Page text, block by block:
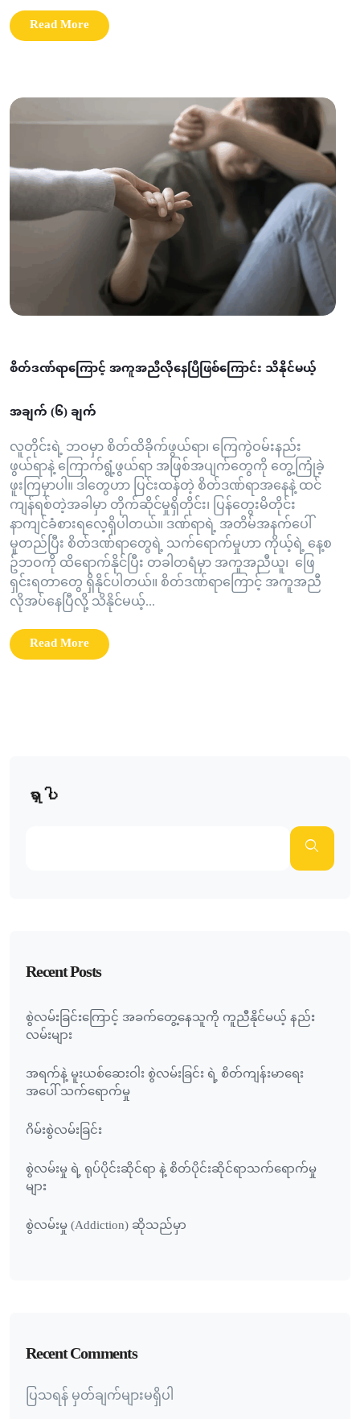
Read More
စိတ်ဒဏ်ရာကြောင့် အကူအညီလိုနေပြီဖြစ်ကြောင်း သိနိုင်မယ့်
အချက် (၆) ချက်
လူတိုင်းရဲ့ ဘဝမှာ စိတ်ထိခိုက်ဖွယ်ရာ၊ ကြေကွဲဝမ်းနည်း
ဖွယ်ရာနဲ့ ကြောက်ရွံ့ဖွယ်ရာ အဖြစ်အပျက်တွေကို တွေ့ကြုံခဲ့
ဖူးကြမှာပါ။ ဒါတွေဟာ ပြင်းထန်တဲ့ စိတ်ဒဏ်ရာအနေနဲ့ ထင်
ကျန်ရစ်တဲ့အခါမှာ တိုက်ဆိုင်မှုရှိတိုင်း၊ ပြန်တွေးမိတိုင်း
နာကျင်ခံစားရလေ့ရှိပါတယ်။ ဒဏ်ရာရဲ့ အတိမ်အနက်ပေါ်
မူတည်ပြီး စိတ်ဒဏ်ရာတွေရဲ့ သက်ရောက်မှုဟာ ကိုယ့်ရဲ့ နေ့စ
ဥ်ဘဝကို ထိရောက်နိုင်ပြီး တခါတရံမှာ အကူအညီယူ၊ ဖြေ
ရှင်းရတာတွေ ရှိနိုင်ပါတယ်။ စိတ်ဒဏ်ရာကြောင့် အကူအညီ
လိုအပ်နေပြီလို့ သိနိုင်မယ့်...
Read More
ရှာပါ
Recent Posts
စွဲလမ်းခြင်းကြောင့် အခက်တွေ့နေသူကို ကူညီနိုင်မယ့် နည်း
လမ်းများ
အရက်နဲ့ မူးယစ်ဆေးဝါး စွဲလမ်းခြင်း ရဲ့ စိတ်ကျန်းမာရေး
အပေါ် သက်ရောက်မှု
ဂိမ်းစွဲလမ်းခြင်း
စွဲလမ်းမှု ရဲ့ ရုပ်ပိုင်းဆိုင်ရာ နဲ့ စိတ်ပိုင်းဆိုင်ရာသက်ရောက်မှု
များ
စွဲလမ်းမှု (Addiction) ဆိုသည်မှာ
Recent Comments
ပြသရန် မှတ်ချက်များမရှိပါ